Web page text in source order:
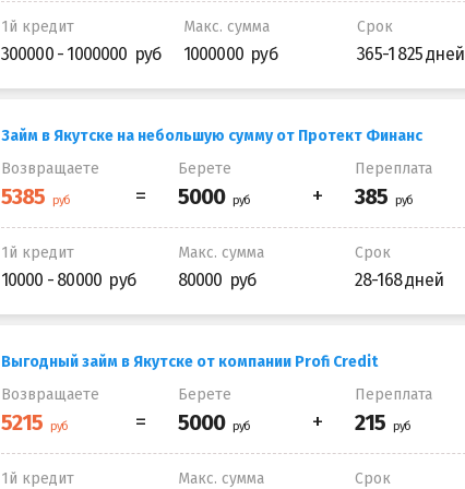
1й кредит
300000 - 1000000
Макс. сумма
1000000
Срок
365-1 825 дней
Займ в Якутске на небольшую сумму от Протект Финанс
Возвращаете
Берете Переплата
1й кредит
10000 - 80000
Макс. сумма
80000
Срок
28-168 дней
Выгодный займ в Якутске от компании Profi Credit
Возвращаете
Берете Переплата
1й кредит Макс. сумма Срок